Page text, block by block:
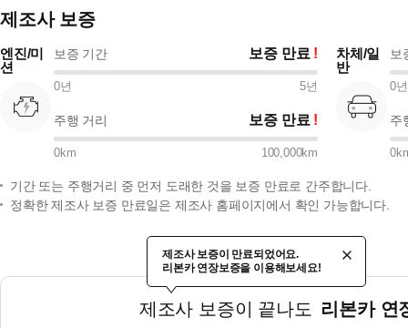
제조사 보증
엔진/미
션
보증 기간 보증 만료
0년 5년
주행 거리 보증 만료
0km 100,000km
차체/일
반
보
0년
주
0
기간 또는 주행거리 중 먼저 도래한 것을 보증 만료로 간주합니다.
정확한 제조사 보증 만료일은 제조사 홈페이지에서 확인 가능합니다.
제조사 보증이 끝나도 리본카 연
제조사 보증이 만료되었어요.
리본카 연장보증을 이용해보세요!